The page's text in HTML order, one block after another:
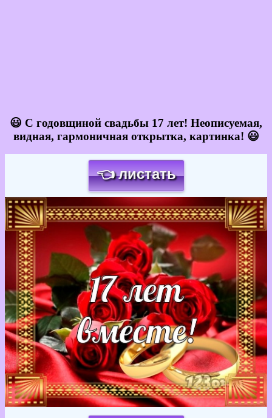
😃 С годовщиной свадьбы 17 лет! Неописуемая,
видная, гармоничная открытка, картинка! 😃
👈 листать
Загрузка картинки...